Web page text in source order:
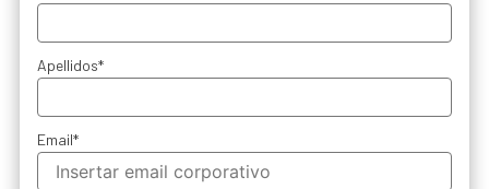
Apellidos*
Email*